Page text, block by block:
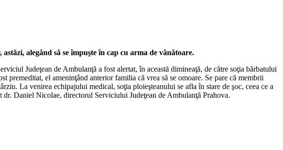
alegând să se împuşte în cap cu arma de vânătoare.
Judeţean de Ambulanţă a fost alertat, în această dimineaţă, de către soţia bărbatului
premeditat, el ameninţând anterior familia că vrea să se omoare. Se pare că membrii
La venirea echipajului medical, soţia ploieşteanului se afla în stare de şoc, ceea ce a
dr. Daniel Nicolae, directorul Serviciului Judeţean de Ambulanţă Prahova.